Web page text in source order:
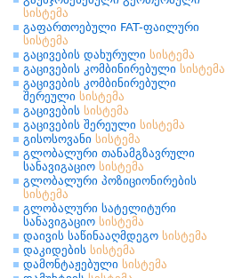
სისტემა
გაფართოებული FAT-ფაილური
სისტემა
გაცივების დახურული სისტემა
გაცივების კომბინირებული სისტემა
გაცივების კომბინირებული
შერეული სისტემა
გაცივების სისტემა
გაცივების შერეული სისტემა
გისოსოვანი სისტემა
გლობალური თანამგზავრული
სანავიგაციო სისტემა
გლობალური პოზიციონირების
სისტემა
გლობალური სატელიტური
სანავიგაციო სისტემა
დაივის საწინააღმდეგო სისტემა
დაკიდების სისტემა
დამონტაჟებული სისტემა